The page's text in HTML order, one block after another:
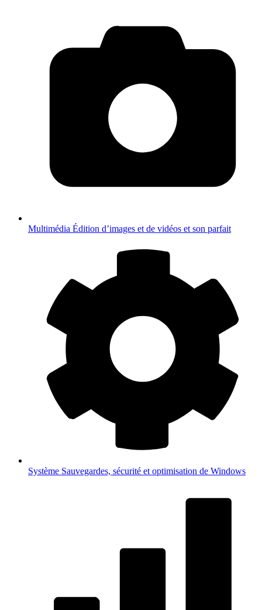
Multimédia Édition d’images et de vidéos et son parfait
Système Sauvegardes, sécurité et optimisation de Windows